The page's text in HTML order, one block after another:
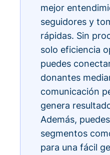
mejor
seguidores y
rápidas. Sin
solo eficiencia
puedes
donantes
comunicación
genera
Además,
segmentos
para una fácil